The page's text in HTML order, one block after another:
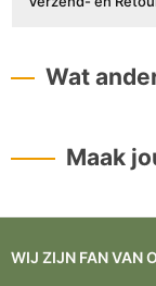
Wat
Maak
WIJ ZIJN FAN VAN